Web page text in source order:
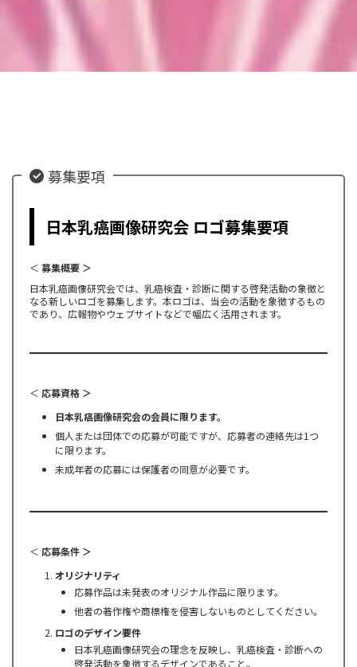
募集要項
日本乳癌画像研究会 ロゴ募集要項
＜ 募集概要 ＞
日本乳癌画像研究会では、乳癌検査・診断に関する啓発活動の象徴と
なる新しいロゴを募集します。本ロゴは、当会の活動を象徴するもの
であり、広報物やウェブサイトなどで幅広く活用されます。
＜ 応募資格 ＞
日本乳癌画像研究会の会員に限ります。
個人または団体での応募が可能ですが、応募者の連絡先は1つ
に限ります。
未成年者の応募には保護者の同意が必要です。
＜ 応募条件 ＞
オリジナリティ
応募作品は未発表のオリジナル作品に限ります。
他者の著作権や商標権を侵害しないものとしてください。
ロゴのデザイン要件
日本乳癌画像研究会の理念を反映し、乳癌検査・診断への
啓発活動を象徴するデザインであること。